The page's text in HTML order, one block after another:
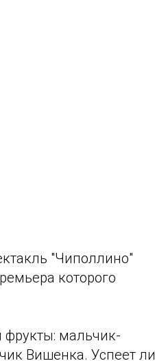
"Чиполлино"
которого
фрукты: мальчик-
Вишенка. Успеет ли